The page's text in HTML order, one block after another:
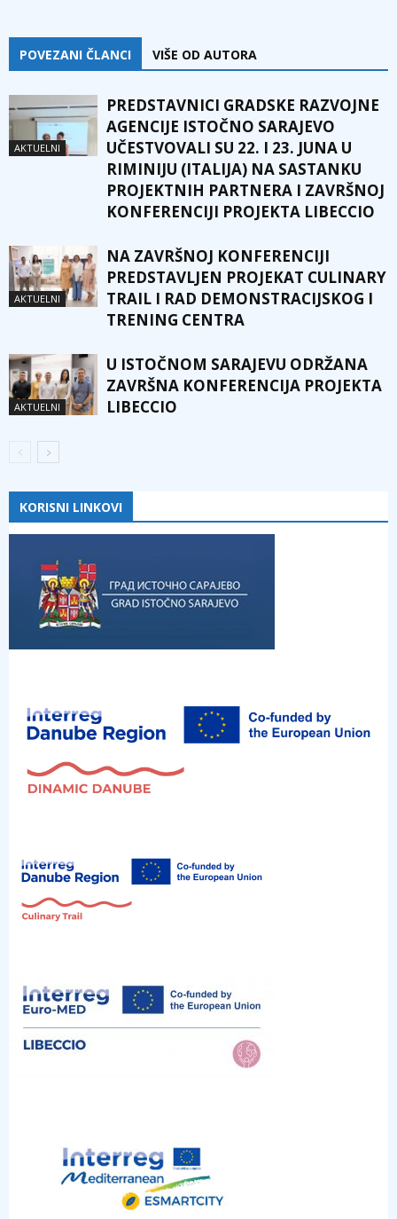
POVEZANI ČLANCI VIŠE OD AUTORA
AKTUELNI
PREDSTAVNICI GRADSKE RAZVOJNE
AGENCIJE ISTOČNO SARAJEVO
UČESTVOVALI SU 22. I 23. JUNA U
RIMINIJU (ITALIJA) NA SASTANKU
PROJEKTNIH PARTNERA I ZAVRŠNOJ
KONFERENCIJI PROJEKTA LIBECCIO
AKTUELNI
NA ZAVRŠNOJ KONFERENCIJI
PREDSTAVLJEN PROJEKAT CULINARY
TRAIL I RAD DEMONSTRACIJSKOG I
TRENING CENTRA
AKTUELNI
U ISTOČNOM SARAJEVU ODRŽANA
ZAVRŠNA KONFERENCIJA PROJEKTA
LIBECCIO
KORISNI LINKOVI